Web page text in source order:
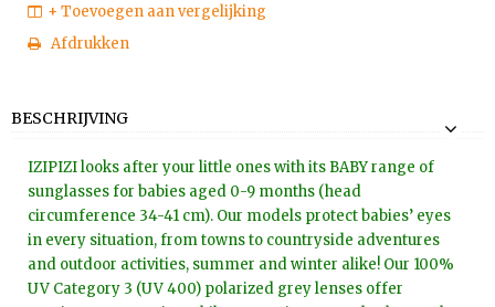
+ Toevoegen aan vergelijking
Afdrukken
BESCHRIJVING
IZIPIZI looks after your little ones with its BABY range of
sunglasses for babies aged 0-9 months (head
circumference 34-41 cm). Our models protect babies’ eyes
in every situation, from towns to countryside adventures
and outdoor activities, summer and winter alike! Our 100%
UV Category 3 (UV 400) polarized grey lenses offer